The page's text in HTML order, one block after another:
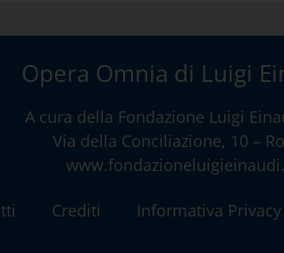
Opera Omnia di Luigi
A cura della Fondazione Luigi
Via della Conciliazione, 10 –
Crediti Informativa